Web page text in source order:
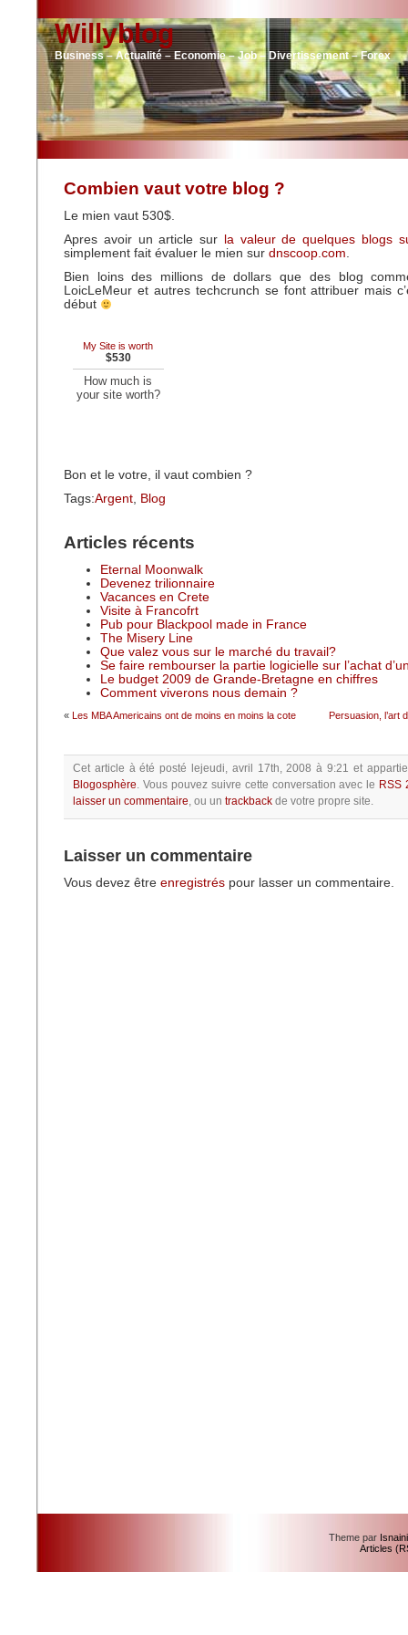
Willyblog
Business – Actualité – Economie – Job – Divertissement – Forex
Combien vaut votre blog ?
Le mien vaut 530$.
Apres avoir un article sur
la valeur de quelques blogs
simplement fait évaluer le mien sur dnscoop.com.
Bien loins des millions de dollars que des blog
LoicLeMeur et autres techcrunch se font attribuer mais
début
My Site is worth
$530
How much is
your site worth?
Bon et le votre, il vaut combien ?
Tags:Argent, Blog
Articles récents
Eternal Moonwalk
Devenez trilionnaire
Vacances en Crete
Visite à Francofrt
Pub pour Blackpool made in France
The Misery Line
Que valez vous sur le marché du travail?
Se faire rembourser la partie logicielle sur l’achat
Le budget 2009 de Grande-Bretagne en chiffres
Comment viverons nous demain ?
« Les MBA Americains ont de moins en moins la cote Persuasion, l’art
Cet article à été posté lejeudi, avril 17th, 2008 à 9:21 et
Blogosphère. Vous pouvez suivre cette conversation avec le RSS
laisser un commentaire, ou un trackback de votre propre site.
Laisser un commentaire
Vous devez être enregistrés pour lasser un commentaire.
Theme par
Articles